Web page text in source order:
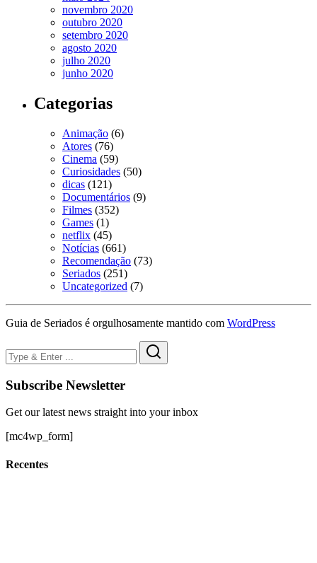
novembro 2020
outubro 2020
setembro 2020
agosto 2020
julho 2020
junho 2020
Categorias
Animação (6)
Atores (76)
Cinema (59)
Curiosidades (50)
dicas (121)
Documentários (9)
Filmes (352)
Games (1)
netflix (45)
Notícias (661)
Recomendação (73)
Seriados (251)
Uncategorized (7)
Guia de Seriados é orgulhosamente mantido com WordPress
Subscribe Newsletter
Get our latest news straight into your inbox
[mc4wp_form]
Recentes